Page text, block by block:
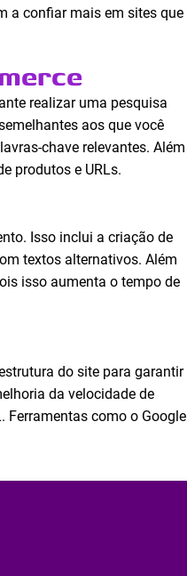
a confiar mais em sites que
realizar uma pesquisa
aos que você
chave relevantes. Além
produtos e URLs.
Isso inclui a criação de
textos alternativos. Além
isso aumenta o tempo de
do site para garantir
da velocidade de
Ferramentas como o Google